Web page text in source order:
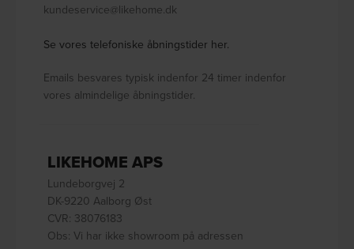
kundeservice@likehome.dk
Se vores telefoniske åbningstider her.
Emails besvares typisk indenfor 24 timer indenfor
vores almindelige åbningstider.
LIKEHOME APS
Lundeborgvej 2
DK-9220 Aalborg Øst
CVR: 38076183
Obs: Vi har ikke showroom på adressen